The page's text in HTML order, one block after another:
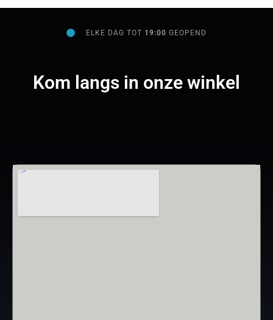
ELKE DAG TOT 19:00GEOPEND
Kom langs in onze winkel